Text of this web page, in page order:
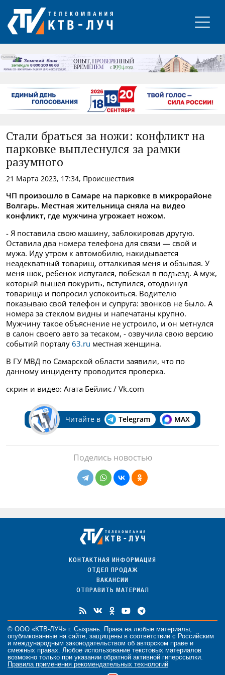
РЕКЛАМА
Стали браться за ножи: конфликт на
парковке выплеснулся за рамки
разумного
21 Марта 2023, 17:34, Происшествия
ЧП произошло в Самаре на парковке в микрорайоне
Волгарь. Местная жительница сняла на видео
конфликт, где мужчина угрожает ножом.
- Я поставила свою машину, заблокировав другую.
Оставила два номера телефона для связи — свой и
мужа. Иду утром к автомобилю, накидывается
неадекватный товарищ, отталкивая меня и обзывая. У
меня шок, ребенок испугался, побежал в подъезд. А муж,
который вышел покурить, вступился, отодвинул
товарища и попросил успокоиться. Водителю
показываю свой телефон и супруга: звонков не было. А
номера за стеклом видны и напечатаны крупно.
Мужчину такое объяснение не устроило, и он метнулся
в салон своего авто за тесаком, - озвучила свою версию
событий порталу 63.ru местная женщина.
В ГУ МВД по Самарской области заявили, что по
данному инциденту проводится проверка.
скрин и видео: Агата Бейлис / Vk.com
Читайте в Telegram MAX
Поделись новостью
КОНТАКТНАЯ ИНФОРМАЦИЯ
ОТДЕЛ ПРОДАЖ
ВАКАНСИИ
ОТПРАВИТЬ МАТЕРИАЛ
© ООО «КТВ-ЛУЧ» г. Сызрань. Права на любые материалы
опубликованные на сайте, защищены в соответствии с Российским
и международным законодательством об авторском праве и
смежных правах. Любое использование текстовых материалов
возможно только при указании обратной активной гиперссылки.
Правила применения рекомендательных технологий